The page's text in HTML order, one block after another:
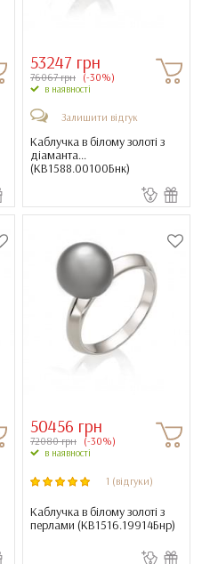
53247 грн
76067 грн (-30%)
в наявності
Залишити відгук
Каблучка в білому золоті з
діаманта...
(КВ1588.00100Бнк)
50456 грн
72080 грн (-30%)
в наявності
1 (відгуки)
Каблучка в білому золоті з
перлами (КВ1516.19914Бнр)